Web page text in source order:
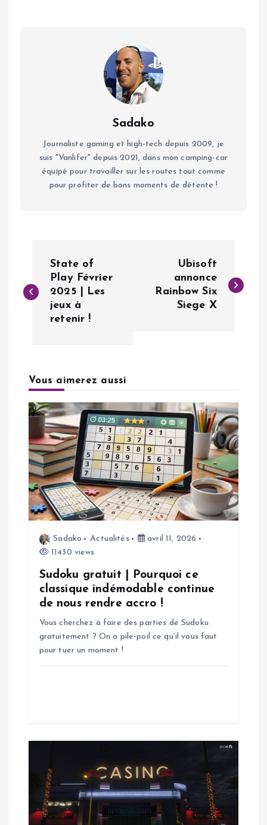
Sadako
Journaliste gaming et high-tech depuis 2009, je
suis "Vanlifer" depuis 2021, dans mon camping-car
équipé pour travailler sur les routes tout comme
pour profiter de bons moments de détente !
a
g
a
o
n
State of
Play Février
2025 | Les
jeux à
retenir !
Ubisoft
annonce
Rainbow Six
Siege X
Vous aimerez aussi
Sadako Actualités
avril 11, 2026
11430 views
Sudoku gratuit | Pourquoi ce
classique indémodable continue
de nous rendre accro !
Vous cherchez à faire des parties de Sudoku
gratuitement ? On a pile-poil ce qu’il vous faut
pour tuer un moment !